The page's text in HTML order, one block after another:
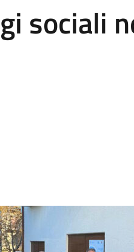
sociali